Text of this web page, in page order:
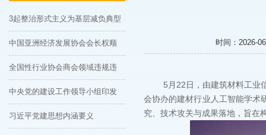
3起整治形式主义为基层减负典型
中国亚洲经济发展协会会长权顺
全国性行业协会商会领域违规违
中央党的建设工作领导小组印发
习近平党建思想内涵要义
时间：2026-
5月22日，由建筑材料工业信
会协办的建材行业人工智能学术
究、技术攻关与成果落地，旨在